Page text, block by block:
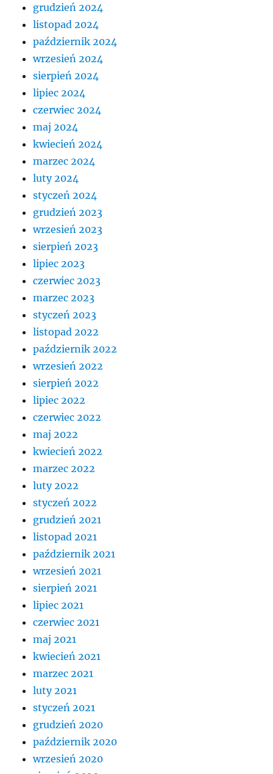
grudzień 2024
listopad 2024
październik 2024
wrzesień 2024
sierpień 2024
lipiec 2024
czerwiec 2024
maj 2024
kwiecień 2024
marzec 2024
luty 2024
styczeń 2024
grudzień 2023
wrzesień 2023
sierpień 2023
lipiec 2023
czerwiec 2023
marzec 2023
styczeń 2023
listopad 2022
październik 2022
wrzesień 2022
sierpień 2022
lipiec 2022
czerwiec 2022
maj 2022
kwiecień 2022
marzec 2022
luty 2022
styczeń 2022
grudzień 2021
listopad 2021
październik 2021
wrzesień 2021
sierpień 2021
lipiec 2021
czerwiec 2021
maj 2021
kwiecień 2021
marzec 2021
luty 2021
styczeń 2021
grudzień 2020
październik 2020
wrzesień 2020